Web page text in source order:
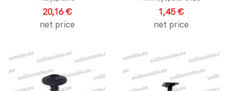
20,16 €
net price
1,45 €
net price
Lisää toivelistalle
Lisää vertailuun